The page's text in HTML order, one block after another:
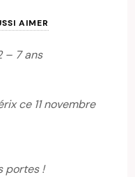
AIMER
– 7 ans
ce 11 novembre
portes !